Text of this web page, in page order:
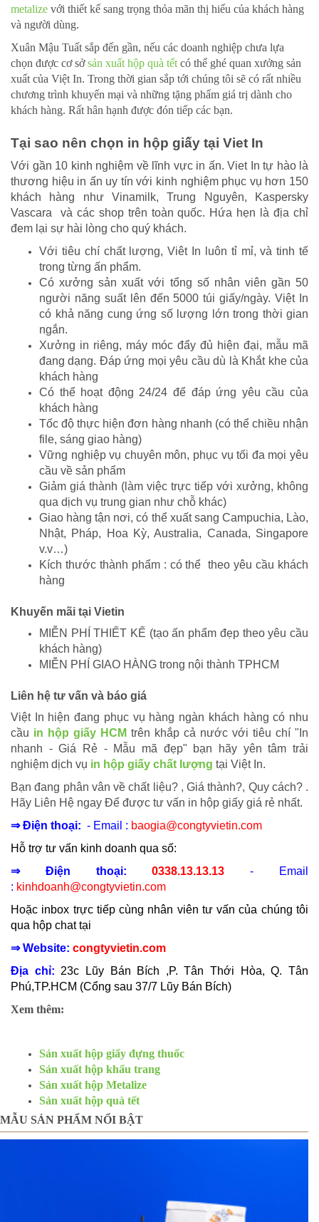
metalize với thiết kế sang trọng thỏa mãn thị hiếu của khách hàng
và người dùng.
Xuân Mậu Tuất sắp đến gần, nếu các doanh nghiệp chưa lựa
chọn được cơ sởsản xuất hộp quà tết có thể ghé quan xưởng sản
xuất của Việt In. Trong thời gian sắp tới chúng tôi sẽ có rất nhiều
chương trình khuyến mại và những tặng phẩm giá trị dành cho
khách hàng. Rất hân hạnh được đón tiếp các bạn.
Tại sao nên chọn in hộp giấy tại Viet In
Với gần 10 kinh nghiệm về lĩnh vực in ấn. Viet In tự hào là
thương hiệu in ấn uy tín với kinh nghiệm phục vụ hơn 150
khách hàng như Vinamilk, Trung Nguyên, Kaspersky
Vascara và các shop trên toàn quốc. Hứa hẹn là địa chỉ
đem lại sự hài lòng cho quý khách.
Với tiêu chí chất lượng, Viêt In luôn tỉ mỉ, và tinh tế
trong từng ấn phẩm.
Có xưởng sản xuất với tổng số nhân viên gần 50
người năng suất lên đến 5000 túi giấy/ngày. Việt In
có khả năng cung ứng số lượng lớn trong thời gian
ngắn.
Xưởng in riêng, máy móc đẩy đủ hiện đại, mẫu mã
đang dạng. Đáp ứng mọi yêu cầu dù là Khắt khe của
khách hàng
Có thể hoạt động 24/24 để đáp ứng yêu cầu của
khách hàng
Tốc độ thực hiện đơn hàng nhanh (có thể chiều nhận
file, sáng giao hàng)
Vững nghiệp vụ chuyên môn, phục vụ tối đa mọi yêu
cầu về sản phẩm
Giảm giá thành (làm việc trực tiếp với xưởng, không
qua dịch vụ trung gian như chỗ khác)
Giao hàng tận nơi, có thể xuất sang Campuchia, Lào,
Nhật, Pháp, Hoa Kỳ, Australia, Canada, Singapore
v.v…)
Kích thước thành phẩm : có thể theo yêu cầu khách
hàng
Khuyến mãi tại Vietin
MIỄN PHÍ THIẾT KẾ (tạo ấn phẩm đẹp theo yêu cầu
khách hàng)
MIỄN PHÍ GIAO HÀNG trong nội thành TPHCM
Liên hệ tư vấn và báo giá
Việt In hiện đang phục vụ hàng ngàn khách hàng có nhu
cầu in hộp giấy HCM trên khắp cả nước với tiêu chí "In
nhanh - Giá Rẻ - Mẫu mã đẹp" bạn hãy yên tâm trải
nghiệm dịch vụ in hộp giấy chất lượng tại Việt In.
Bạn đang phân vân về chất liệu? , Giá thành?, Quy cách? .
Hãy Liên Hệ ngay Để được tư vấn in hộp giấy giá rẻ nhất.
⇒ Điện thoại: - Email : baogia@congtyvietin.com
Hỗ trợ tư vấn kinh doanh qua số:
⇒ Điện thoại:
0338.13.13.13
- Email
: kinhdoanh@congtyvietin.com
Hoặc inbox trực tiếp cùng nhân viên tư vấn của chúng tôi
qua hộp chat tại
⇒ Website: congtyvietin.com
Địa chỉ: 23c Lũy Bán Bích ,P. Tân Thới Hòa, Q. Tân
Phú,TP.HCM (Cổng sau 37/7 Lũy Bán Bích)
Xem thêm:
Sản xuất hộp giấy đựng thuốc
Sản xuất hộp khẩu trang
Sản xuất hộp Metalize
Sản xuất hộp quà tết
MẪU SẢN PHẨM NỔI BẬT